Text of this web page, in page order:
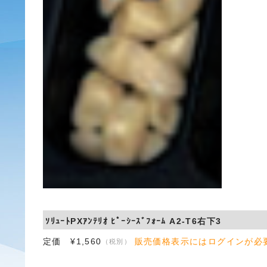
ｿﾘｭｰﾄPXｱﾝﾃﾘｵ ﾋﾟｰｼｰｽﾞﾌｫｰﾑ A2-T6右下3
定価 ¥1,560 （税別） 販売価格表示にはログインが必